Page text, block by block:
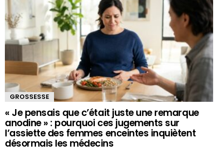
GROSSESSE
« Je pensais que c’était juste une remarque
anodine » : pourquoi ces jugements sur
l’assiette des femmes enceintes inquiètent
désormais les médecins